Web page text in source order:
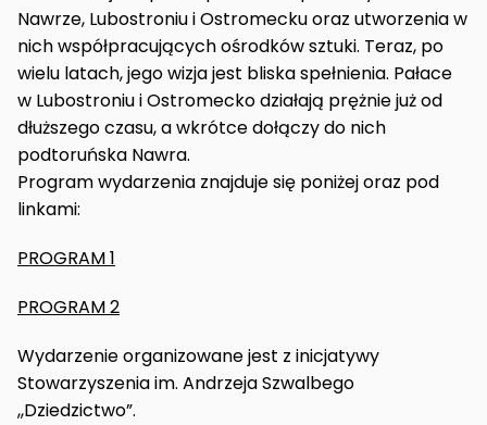
Nawrze, Lubostroniu i Ostromecku oraz utworzenia w
nich współpracujących ośrodków sztuki. Teraz, po
wielu latach, jego wizja jest bliska spełnienia. Pałace
w Lubostroniu i Ostromecko działają prężnie już od
dłuższego czasu, a wkrótce dołączy do nich
podtoruńska Nawra.
Program wydarzenia znajduje się poniżej oraz pod
linkami:
PROGRAM 1
PROGRAM 2
Wydarzenie organizowane jest z inicjatywy
Stowarzyszenia im. Andrzeja Szwalbego
,,Dziedzictwo”.